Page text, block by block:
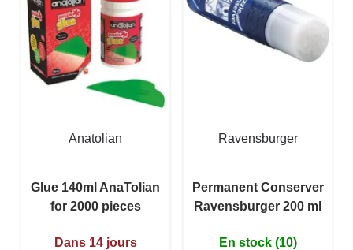
Anatolian
Glue 140ml AnaTolian
for 2000 pieces
Dans 14 jours
Ravensburger
Permanent Conserver
Ravensburger 200 ml
En stock (10)